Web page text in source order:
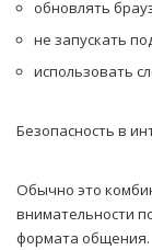
обновлять
не запускать
использовать
Безопасность в
Обычно это
внимательности
формата общения.